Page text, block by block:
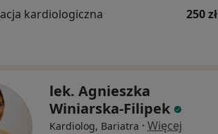
kardiologiczna 250 zł
lek. Agnieszka
Winiarska-Filipek
Kardiolog, Bariatra · Więcej